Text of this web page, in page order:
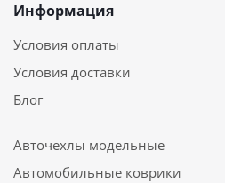
Информация
Условия оплаты
Условия доставки
Блог
Авточехлы модельные
Автомобильные коврики